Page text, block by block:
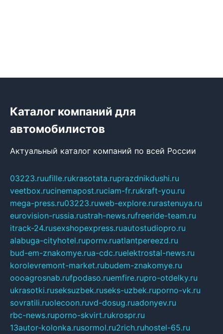
Каталог компаний для
автомобилистов
Актуальный каталог компаний по всей России
03223.ruufille.rukrasotata.ruprazdnikdushi.ru
veetbox.rucinemapost.ruciam-fr.rukraft-you.ru
mega-press.ru03223.ruweb-explore.rurastenuya.ru
eurovision-russia.rustrah-news.rufreeride-team.ru
itrack-24.rusexshopexpress.ruautostudiopro.ru
alabuga-cityhotel.rupornv.ruatlantpereezd.ru
bud-em-znakomye.rua-cdc.ruelektrostal-news.ru
korolevremont-market.rubudem-znakomye.ru
oooagrosnab.rufpodaso.ruemfire.rupro-otdelky.ru
ukrasotki.ruseksuzbek.ruseks-uzbek.ruporno-vk.ru
sovratili.ruolecoon.ruvd-dosug.ruadonyev.ru
rbc-news.ruporno-skvirt.rukrospr.ru
13autor-kolonka.rusormol.ru2rich.ruhostel-65.ru